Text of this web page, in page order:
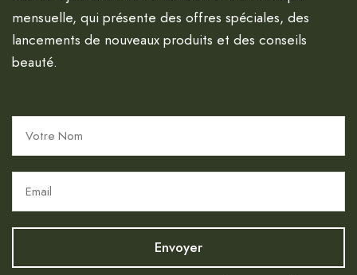
mensuelle, qui présente des offres spéciales, des
lancements de nouveaux produits et des conseils
beauté.